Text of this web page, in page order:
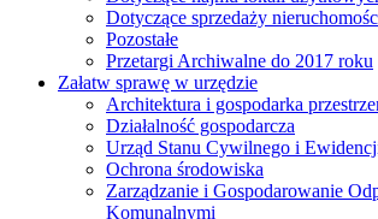
Dotyczące sprzedaży
Pozostałe
Przetargi Archiwalne do 2017 roku
Załatw sprawę w urzędzie
Architektura i gospodarka
Działalność gospodarcza
Urząd Stanu Cywilnego i
Ochrona środowiska
Zarządzanie i Gospodarowanie
Komunalnymi